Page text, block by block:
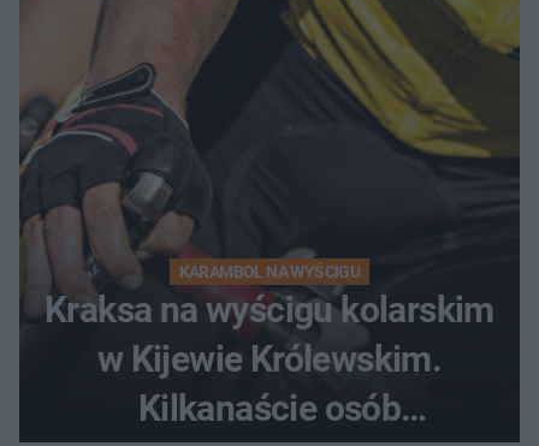
KARAMBOL NA WYŚCIGU
Kraksa na wyścigu kolarskim
w Kijewie Królewskim.
Kilkanaście osób